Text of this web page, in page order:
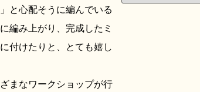
と心配そうに編んでいる
編み上がり、完成したミ
付けたりと、とても嬉し
まなワークショップが行